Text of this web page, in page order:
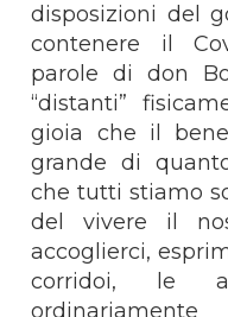
disposizioni del
contenere il
parole di don
“distanti”
gioia che il
grande di
che tutti stiamo
del vivere il
accoglierci,
corridoi, le